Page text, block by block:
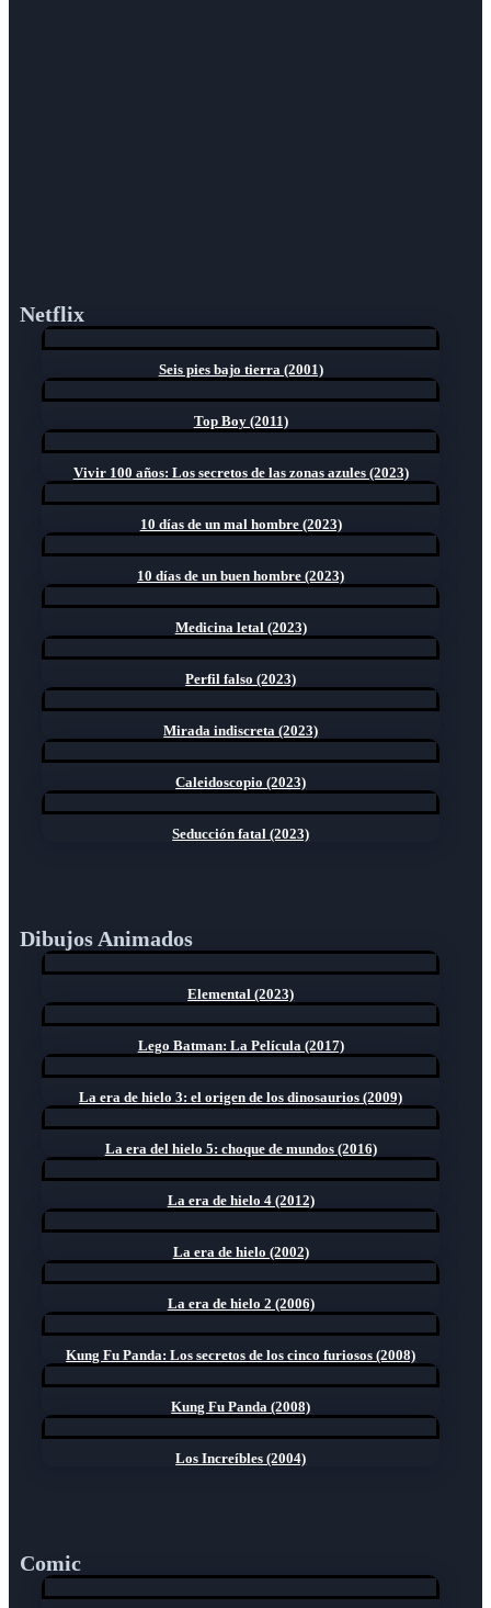
Netflix
Seis pies bajo tierra (2001)
Top Boy (2011)
Vivir 100 años: Los secretos de las zonas azules (2023)
10 días de un mal hombre (2023)
10 días de un buen hombre (2023)
Medicina letal (2023)
Perfil falso (2023)
Mirada indiscreta (2023)
Caleidoscopio (2023)
Seducción fatal (2023)
Dibujos Animados
Elemental (2023)
Lego Batman: La Película (2017)
La era de hielo 3: el origen de los dinosaurios (2009)
La era del hielo 5: choque de mundos (2016)
La era de hielo 4 (2012)
La era de hielo (2002)
La era de hielo 2 (2006)
Kung Fu Panda: Los secretos de los cinco furiosos (2008)
Kung Fu Panda (2008)
Los Increíbles (2004)
Comic